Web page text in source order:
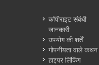
कॉपीराइट संबंधी
जानकारी
उपयोग की शर्तें
गोपनीयता वाले कथन
हाइपर लिंकिंग